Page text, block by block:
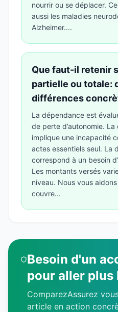
nourrir ou se déplacer.
aussi les maladies
Alzheimer....
Que faut-il retenir
partielle ou totale:
différences
La dépendance est
de perte d’autonomie.
implique une incapacité
actes essentiels seul. La
correspond à un besoin
Les montants versés
niveau. Nous vous
couvre...
Besoin d'un
pour aller plus
ComparezAssurez
article en action